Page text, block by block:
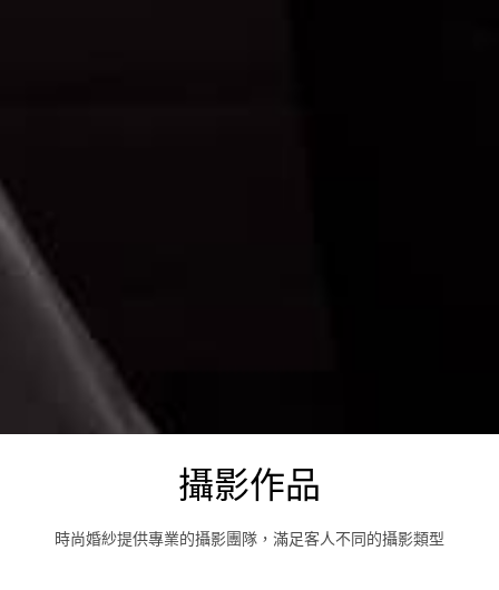
攝影作品
時尚婚紗提供專業的攝影團隊，滿足客人不同的攝影類型